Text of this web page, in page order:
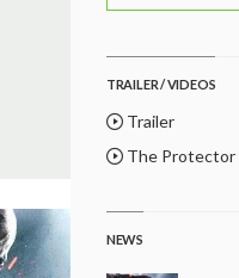
TRAILER / VIDEOS
Trailer
The Protector
NEWS